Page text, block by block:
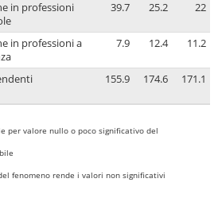
in professioni
39.7 25.2 22
in professioni a
7.9 12.4 11.2
155.9 174.6 171.1
per valore nullo o poco significativo del
fenomeno rende i valori non significativi